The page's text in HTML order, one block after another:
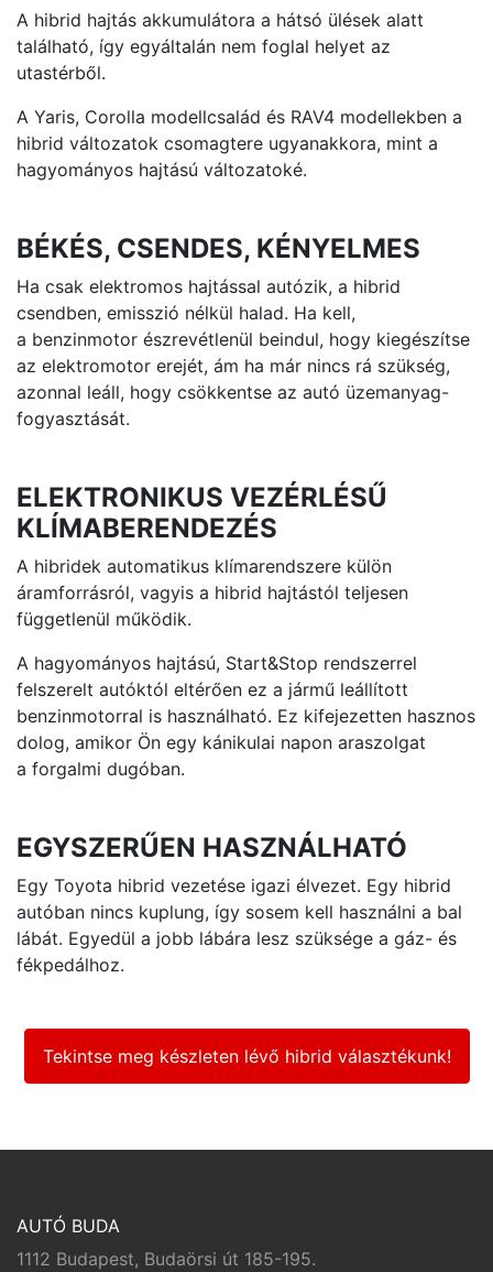
A hibrid hajtás akkumulátora a hátsó ülések alatt
található, így egyáltalán nem foglal helyet az
utastérből.
A Yaris, Corolla modellcsalád és RAV4 modellekben a
hibrid változatok csomagtere ugyanakkora, mint a
hagyományos hajtású változatoké.
BÉKÉS, CSENDES, KÉNYELMES
Ha csak elektromos hajtással autózik, a hibrid
csendben, emisszió nélkül halad. Ha kell,
a benzinmotor észrevétlenül beindul, hogy kiegészítse
az elektromotor erejét, ám ha már nincs rá szükség,
azonnal leáll, hogy csökkentse az autó üzemanyag-
fogyasztását.
ELEKTRONIKUS VEZÉRLÉSŰ
KLÍMABERENDEZÉS
A hibridek automatikus klímarendszere külön
áramforrásról, vagyis a hibrid hajtástól teljesen
függetlenül működik.
A hagyományos hajtású, Start&Stop rendszerrel
felszerelt autóktól eltérően ez a jármű leállított
benzinmotorral is használható. Ez kifejezetten hasznos
dolog, amikor Ön egy kánikulai napon araszolgat
a forgalmi dugóban.
EGYSZERŰEN HASZNÁLHATÓ
Egy Toyota hibrid vezetése igazi élvezet. Egy hibrid
autóban nincs kuplung, így sosem kell használni a bal
lábát. Egyedül a jobb lábára lesz szüksége a gáz- és
fékpedálhoz.
Tekintse meg készleten lévő hibrid választékunk!
AUTÓ BUDA
1112 Budapest, Budaörsi út 185-195.